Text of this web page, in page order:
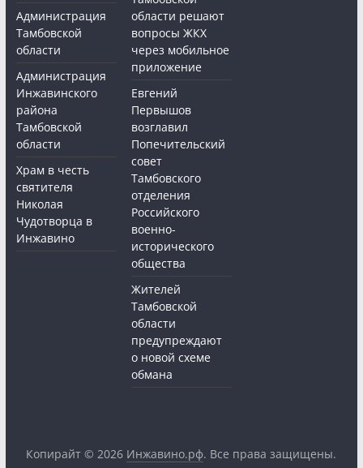
Администрация
Тамбовской
области
Администрация
Инжавинского
района
Тамбовской
области
Храм в честь
святителя
Николая
Чудотворца в
Инжавино
области решают
вопросы ЖКХ
через мобильное
приложение
Евгений
Первышов
возглавил
Попечительский
совет
Тамбовского
отделения
Российского
военно-
исторического
общества
Жителей
Тамбовской
области
предупреждают
о новой схеме
обмана
Копирайт © 2026 Инжавино.рф. Все права защищены.